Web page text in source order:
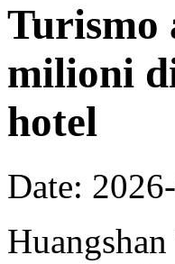
Turismo
milioni
hotel
Date: